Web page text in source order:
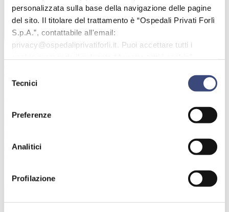
personalizzata sulla base della navigazione delle pagine
del sito. Il titolare del trattamento è “Ospedali Privati Forlì
S.p.A.”, contattabile all'email:
privacy@ospedaliprivatiforli.it. Puoi accettare tutti i
gestire le tue preferenze facendo clic su “Personalizza”.
delTecnici
Preferenze
Analitici
Profilazione
Il Dott. Ciarpaglini Giuseppe è un medico chirurgo ortopedico che
traumatologia. Inoltr è un professionista della medicina sportiva,
specializzato nelle cure riabilitativi con competenze specifiche in